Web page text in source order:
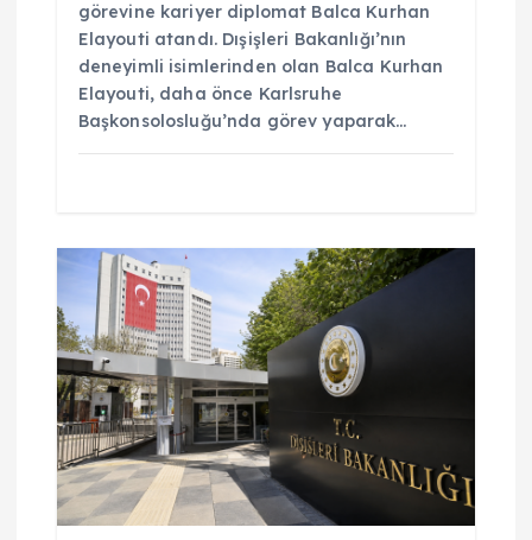
görevine kariyer diplomat Balca Kurhan
Elayouti atandı. Dışişleri Bakanlığı’nın
deneyimli isimlerinden olan Balca Kurhan
Elayouti, daha önce Karlsruhe
Başkonsolosluğu’nda görev yaparak…